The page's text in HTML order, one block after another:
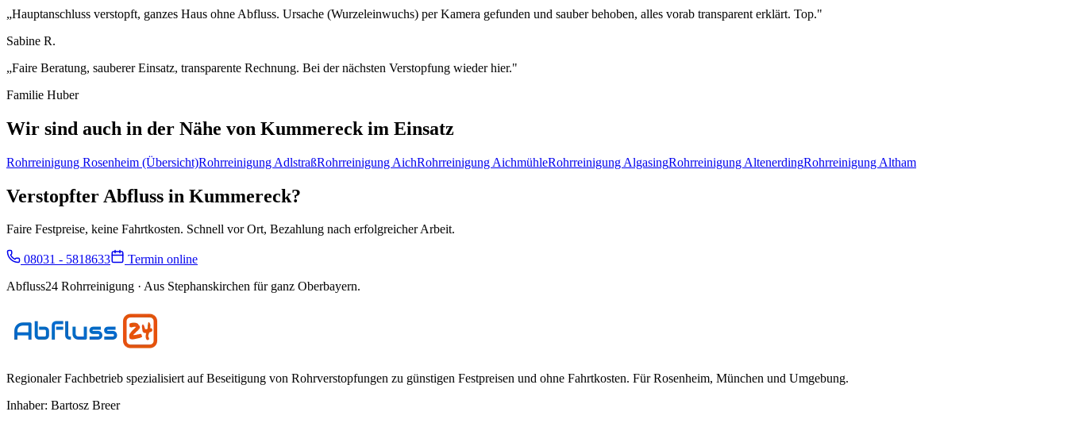
„Hauptanschluss verstopft, ganzes Haus ohne Abfluss. Ursache (Wurzeleinwuchs) per Kamera gefunden und sauber behoben, alles vorab transparent erklärt. Top."
Sabine R.
„Faire Beratung, sauberer Einsatz, transparente Rechnung. Bei der nächsten Verstopfung wieder hier."
Familie Huber
Wir sind auch in der Nähe von Kummereck im Einsatz
Rohrreinigung Rosenheim (Übersicht)Rohrreinigung AdlstraßRohrreinigung AichRohrreinigung AichmühleRohrreinigung AlgasingRohrreinigung AltenerdingRohrreinigung Altham
Verstopfter Abfluss in Kummereck?
Faire Festpreise, keine Fahrtkosten. Schnell vor Ort, Bezahlung nach erfolgreicher Arbeit.
08031 - 5818633
Termin online
Abfluss24 Rohrreinigung · Aus Stephanskirchen für ganz Oberbayern.
Regionaler Fachbetrieb spezialisiert auf Beseitigung von Rohrverstopfungen zu günstigen Festpreisen und ohne Fahrtkosten. FürRosenheim, München und Umgebung.
Inhaber: Bartosz Breer